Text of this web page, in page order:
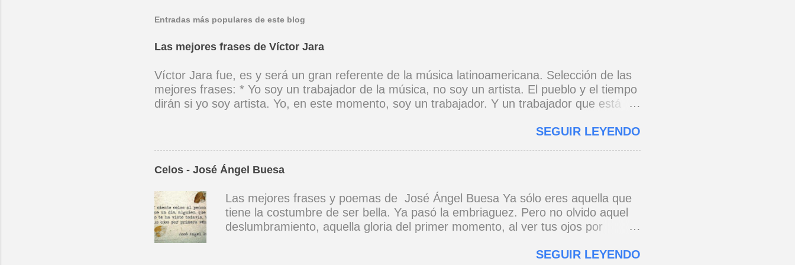
Entradas más populares de este blog
Las mejores frases de Víctor Jara
Víctor Jara fue, es y será un gran referente de la música latinoamericana. Selección de las
mejores frases: * Yo soy un trabajador de la música, no soy un artista. El pueblo y el tiempo
dirán si yo soy artista. Yo, en este momento, soy un trabajador. Y un trabajador que está
por cantar ni por tener buena voz, canto porque la guitarra tiene sentido y razón.
el niño envejece sin saber jugar. Cuántos como tu vagarán, el dinero es todo para amar,
amargos los días, si no hay. (Canción de cuna para un niño vago. 1965) * Si yo a Cuba le
cantara, le cantara una canción tendría que ser un son, un son revolucionario, pie con pie,
mano con mano, corazón a corazón, corazón a corazón. (A Cuba .1969) ...
SEGUIR LEYENDO
Celos - José Ángel Buesa
Las mejores frases y poemas de José Ángel Buesa Ya sólo eres aquella que
tiene la costumbre de ser bella. Ya pasó la embriaguez. Pero no olvido aquel
deslumbramiento, aquella gloria del primer momento, al ver tus ojos por
manera. Como aquel instante de embriaguez; y siento celos al pensar que un
SEGUIR LEYENDO